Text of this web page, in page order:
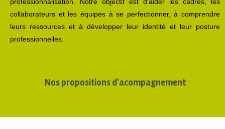
collaborateurs et les équipes à se perfectionner, à comprendre
leurs ressources et à développer leur identité et leur posture
professionnelles.
Nos propositions d'acompagnement